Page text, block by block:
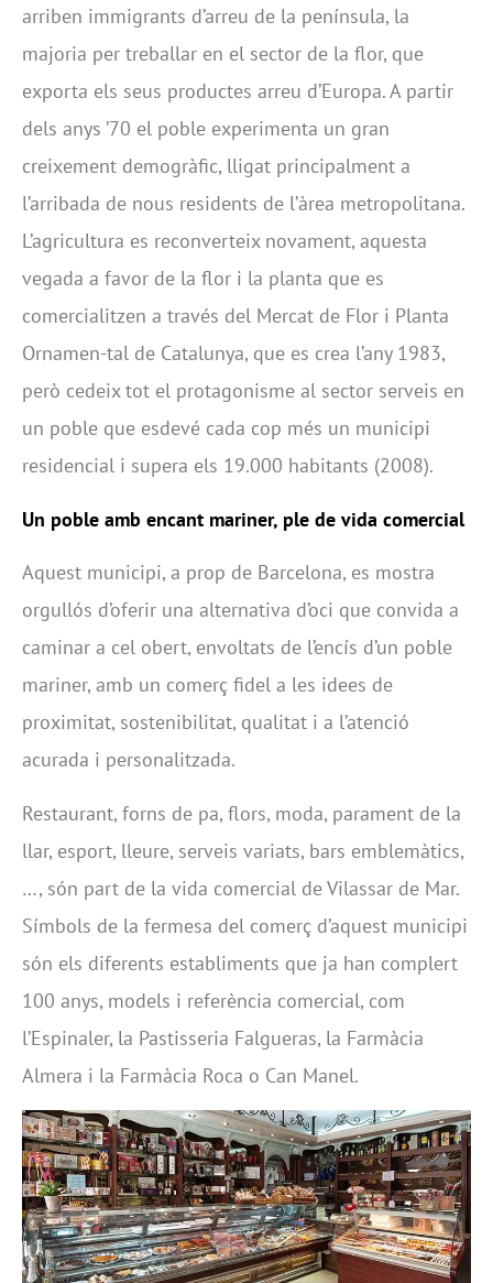
arriben immigrants d’arreu de la península, la
majoria per treballar en el sector de la flor, que
exporta els seus productes arreu d’Europa. A partir
dels anys ’70 el poble experimenta un gran
creixement demogràfic, lligat principalment a
l’arribada de nous residents de l’àrea metropolitana.
L’agricultura es reconverteix novament, aquesta
vegada a favor de la flor i la planta que es
comercialitzen a través del Mercat de Flor i Planta
Ornamen-tal de Catalunya, que es crea l’any 1983,
però cedeix tot el protagonisme al sector serveis en
un poble que esdevé cada cop més un municipi
residencial i supera els 19.000 habitants (2008).
Un poble amb encant mariner, ple de vida comercial
Aquest municipi, a prop de Barcelona, es mostra
orgullós d’oferir una alternativa d’oci que convida a
caminar a cel obert, envoltats de l’encís d’un poble
mariner, amb un comerç fidel a les idees de
proximitat, sostenibilitat, qualitat i a l’atenció
acurada i personalitzada.
Restaurant, forns de pa, flors, moda, parament de la
llar, esport, lleure, serveis variats, bars emblemàtics,
…, són part de la vida comercial de Vilassar de Mar.
Símbols de la fermesa del comerç d’aquest municipi
són els diferents establiments que ja han complert
100 anys, models i referència comercial, com
l’Espinaler, la Pastisseria Falgueras, la Farmàcia
Almera i la Farmàcia Roca o Can Manel.